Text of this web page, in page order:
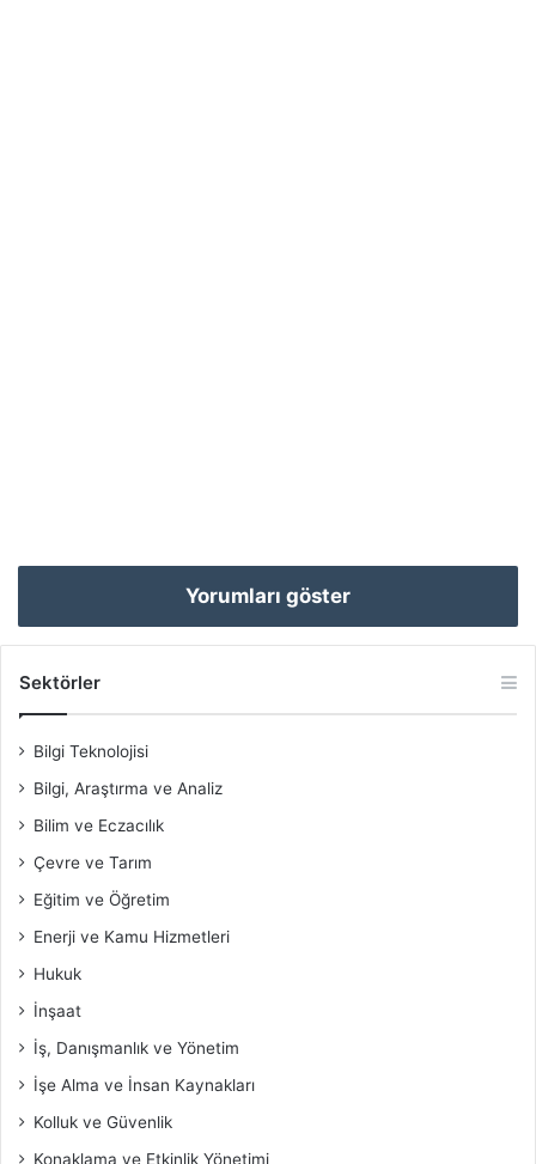
Yorumları göster
Sektörler
Bilgi Teknolojisi
Bilgi, Araştırma ve Analiz
Bilim ve Eczacılık
Çevre ve Tarım
Eğitim ve Öğretim
Enerji ve Kamu Hizmetleri
Hukuk
İnşaat
İş, Danışmanlık ve Yönetim
İşe Alma ve İnsan Kaynakları
Kolluk ve Güvenlik
Konaklama ve Etkinlik Yönetimi